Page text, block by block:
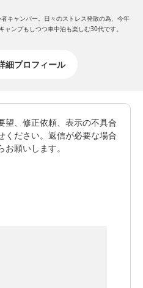
キャンパー。日々のストレス発散の為、今年
ンプもしつつ車中泊も楽しむ30代です。
細プロフィール
望、修正依頼、表示の不具合
ください。返信が必要な場合
お願いします。